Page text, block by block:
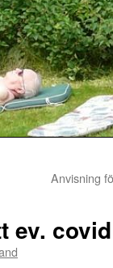
Anvisning
ev.